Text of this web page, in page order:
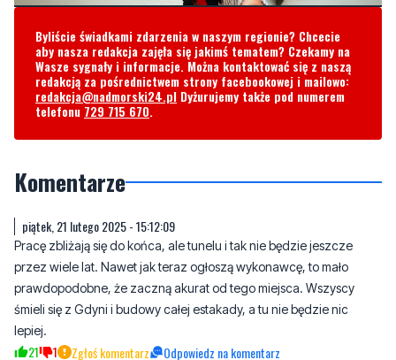
redakcja@nadmorski24.plDyżurujemy także pod numerem
telefonu729 715 670.
Komentarze
Pracę zbliżają się do końca, ale tunelu i tak nie będzie jeszcze
prawdopodobne, że zaczną akurat od tego miejsca. Wszyscy
śmieli się z Gdyni i budowy całej estakady, a tu nie będzie nic
lepiej.
21 1 Zgłoś komentarz Odpowiedz na komentarz
PKP
I wszystko jasne... Nic nie poradzimy.